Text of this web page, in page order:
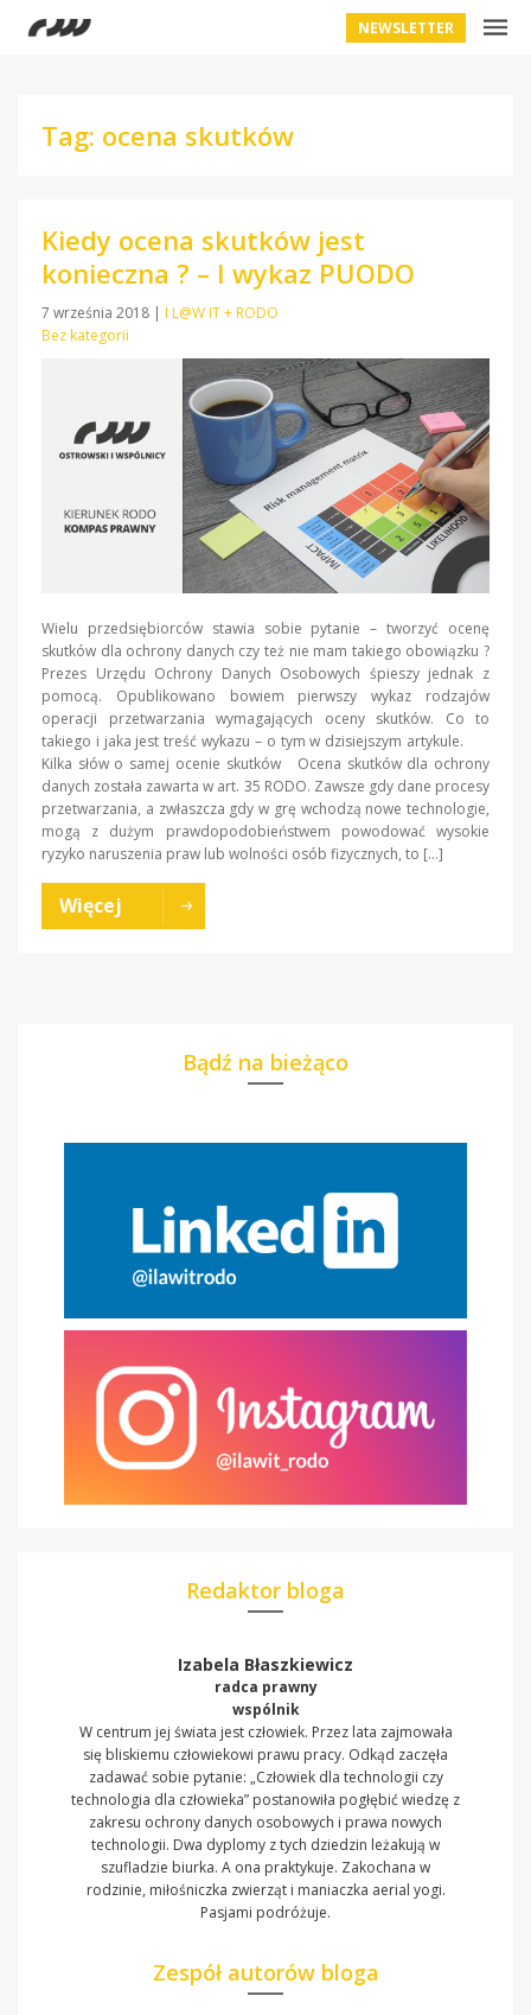
NEWSLETTER
Tag: ocena skutków
Kiedy ocena skutków jest
konieczna ? – I wykaz PUODO
7 września 2018 | I L@W IT + RODO
Bez kategorii
Wielu przedsiębiorców stawia sobie pytanie – tworzyć ocenę
skutków dla ochrony danych czy też nie mam takiego obowiązku ?
Prezes Urzędu Ochrony Danych Osobowych śpieszy jednak z
pomocą. Opublikowano bowiem pierwszy wykaz rodzajów
operacji przetwarzania wymagających oceny skutków. Co to
takiego i jaka jest treść wykazu – o tym w dzisiejszym artykule.
Kilka słów o samej ocenie skutków Ocena skutków dla ochrony
danych została zawarta w art. 35 RODO. Zawsze gdy dane procesy
przetwarzania, a zwłaszcza gdy w grę wchodzą nowe technologie,
mogą z dużym prawdopodobieństwem powodować wysokie
ryzyko naruszenia praw lub wolności osób fizycznych, to […]
Więcej
Bądź na bieżąco
Redaktor bloga
Izabela Błaszkiewicz
radca prawny
wspólnik
W centrum jej świata jest człowiek. Przez lata zajmowała
się bliskiemu człowiekowi prawu pracy. Odkąd zaczęła
zadawać sobie pytanie: „Człowiek dla technologii czy
technologia dla człowieka” postanowiła pogłębić wiedzę z
zakresu ochrony danych osobowych i prawa nowych
technologii. Dwa dyplomy z tych dziedzin leżakują w
szufladzie biurka. A ona praktykuje. Zakochana w
rodzinie, miłośniczka zwierząt i maniaczka aerial yogi.
Pasjami podróżuje.
Zespół autorów bloga